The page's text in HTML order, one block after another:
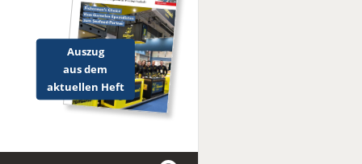
Auszug
aus dem
aktuellen Heft